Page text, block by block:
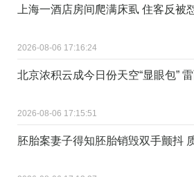
上海一酒店房间爬满床虱 住客反被
2026-08-06 17:16:24
北京浓积云成今日份天空“显眼包”
2026-08-06 17:15:51
胚胎案妻子得知胚胎销毁双手颤抖